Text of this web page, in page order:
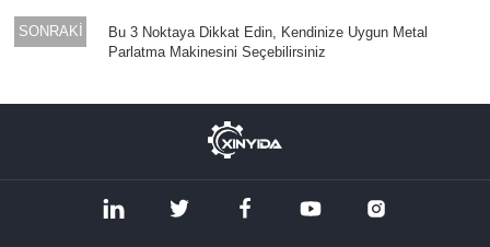
SONRAKİ
Bu 3 Noktaya Dikkat Edin, Kendinize Uygun Metal
Parlatma Makinesini Seçebilirsiniz